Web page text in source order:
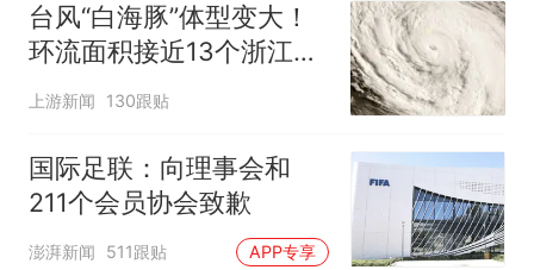
台风“白海豚”体型变大！
环流面积接近13个浙江那
么大
上游新闻 130跟贴
国际足联：向理事会和
211个会员协会致歉
澎湃新闻 511跟贴 APP专享